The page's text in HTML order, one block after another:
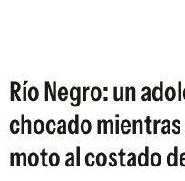
Río Negro: un
chocado
moto al costado